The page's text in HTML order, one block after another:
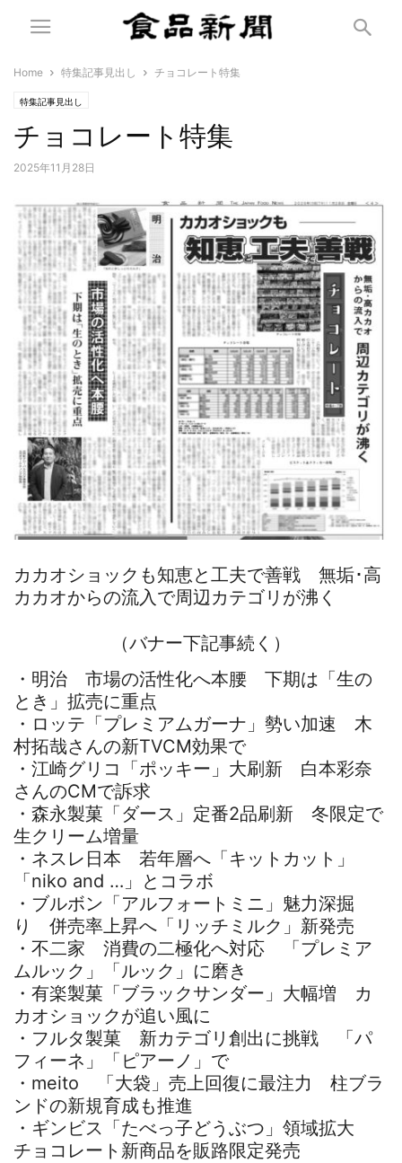
Home 特集記事見出し チョコレート特集
特集記事見出し
チョコレート特集
2025年11月28日
カカオショックも知恵と工夫で善戦 無垢･高
カカオからの流入で周辺カテゴリが沸く
（バナー下記事続く）
・明治 市場の活性化へ本腰 下期は「生の
とき」拡売に重点
・ロッテ「プレミアムガーナ」勢い加速 木
村拓哉さんの新TVCM効果で
・江崎グリコ「ポッキー」大刷新 白本彩奈
さんのCMで訴求
・森永製菓「ダース」定番2品刷新 冬限定で
生クリーム増量
・ネスレ日本 若年層へ「キットカット」
「niko and …」とコラボ
・ブルボン「アルフォートミニ」魅力深掘
り 併売率上昇へ「リッチミルク」新発売
・不二家 消費の二極化へ対応 「プレミア
ムルック」「ルック」に磨き
・有楽製菓「ブラックサンダー」大幅増 カ
カオショックが追い風に
・フルタ製菓 新カテゴリ創出に挑戦 「パ
フィーネ」「ピアーノ」で
・meito 「大袋」売上回復に最注力 柱ブラ
ンドの新規育成も推進
・ギンビス「たべっ子どうぶつ」領域拡大
チョコレート新商品を販路限定発売